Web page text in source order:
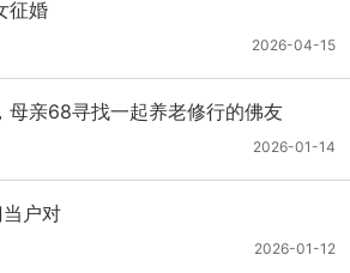
征婚
2026-04-15
母亲68寻找一起养老修行的佛友
2026-01-14
户对
2026-01-12